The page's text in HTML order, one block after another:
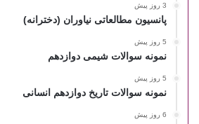
3 روز پیش
پانسیون مطالعاتی نیاوران (دخترانه)
5 روز پیش
نمونه سوالات شیمی دوازدهم
5 روز پیش
نمونه سوالات تاریخ دوازدهم انسانی
6 روز پیش